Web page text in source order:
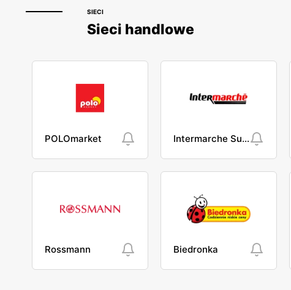
SIECI
Sieci handlowe
POLOmarket Intermarche Super
Rossmann Biedronka